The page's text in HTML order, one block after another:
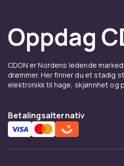
Oppdag
CDON er Nordens ledende
drømmer. Her finner du et stadig
elektronikk til hage, skjønnhet
Betalingsalternativ